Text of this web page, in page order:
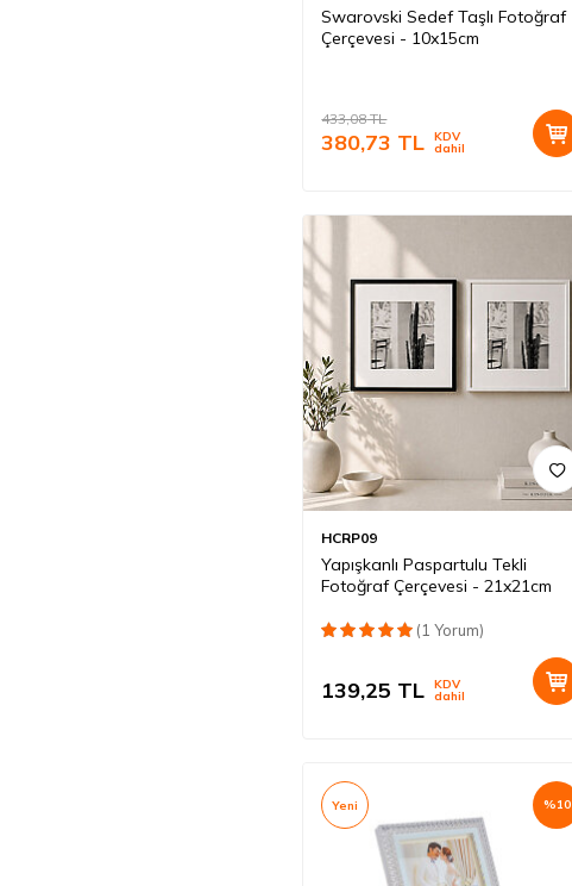
Swarovski Sedef Taşlı Fotoğraf
Çerçevesi - 10x15cm
433,08TL
380,73 TL KDV
dahil
HCRP09
Yapışkanlı Paspartulu Tekli
Fotoğraf Çerçevesi - 21x21cm
(1 Yorum)
139,25 TL KDV
dahil
%10
Yeni